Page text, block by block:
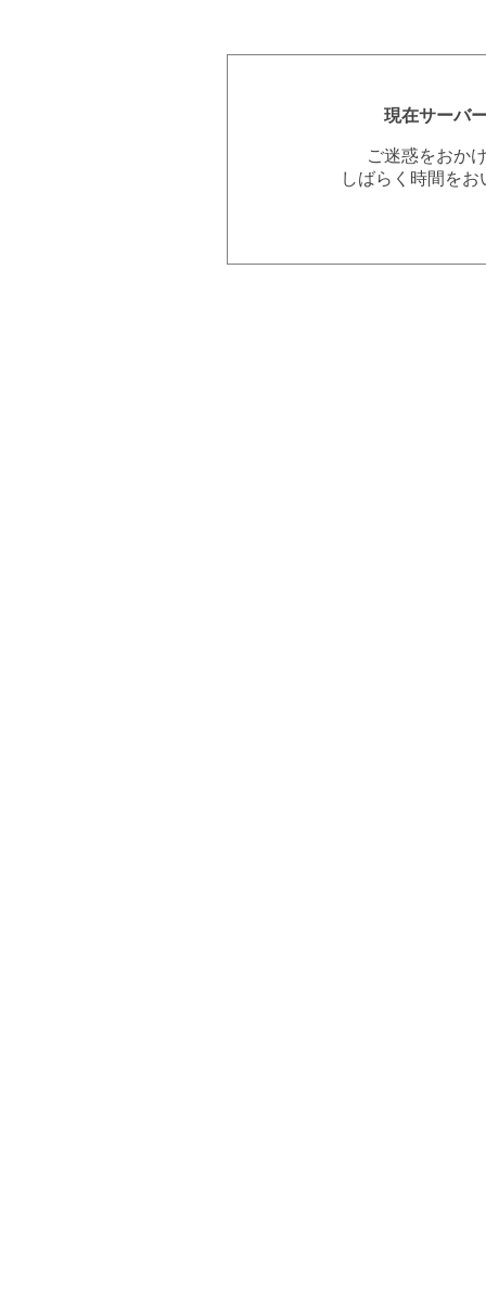
現在サーバ
ご迷惑をおか
しばらく時間を